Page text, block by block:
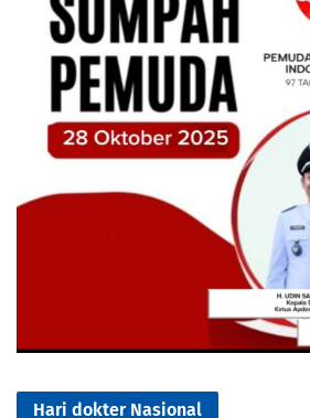
Hari dokter Nasional